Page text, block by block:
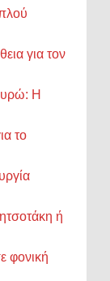
για τον
Η
το
ή
φονική